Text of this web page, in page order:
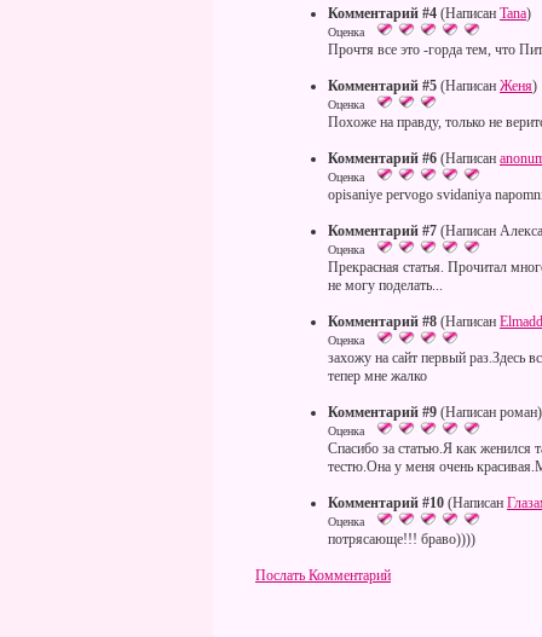
Комментарий #4 (Написан Tana)
Оценка
Прочтя все это -горда тем, что
Комментарий #5 (Написан Женя)
Оценка
Похоже на правду, только не
Комментарий #6 (Написан
Оценка
opisaniye pervogo svidaniya
Комментарий #7 (Написан
Оценка
Прекрасная статья. Прочитал
не могу поделать...
Комментарий #8 (Написан
Оценка
захожу на сайт первый раз.Здесь
тепер мне жалко
Комментарий #9 (Написан роман)
Оценка
Спасибо за статью.Я как женился
тестю.Она у меня очень
Комментарий #10 (Написан
Оценка
потрясающе!!! браво))))
Послать Комментарий